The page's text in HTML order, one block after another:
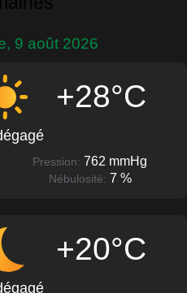
9 août 2026
+28°C
Pression: 762 mmHg
Nébulosité: 7 %
+20°C